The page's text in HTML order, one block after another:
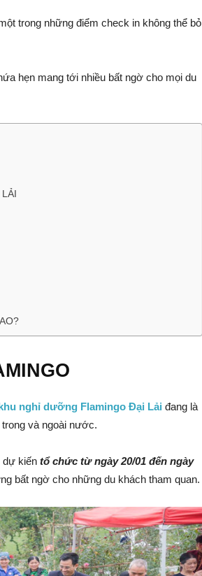
trong những điểm check in không thể bỏ
hẹn mang tới nhiều bất ngờ cho mọi du
nghỉ dưỡng Flamingo Đại Lải đang là
và ngoài nước.
kiến tổ chức từ ngày 20/01 đến ngày
bất ngờ cho những du khách tham quan.